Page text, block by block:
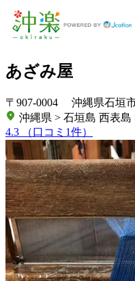
あざみ屋
〒907-0004 沖縄県石垣
沖縄県 > 石垣島 西表島
4.3
（口コミ1件）